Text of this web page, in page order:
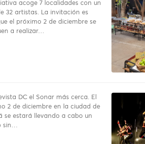
acoge 7 localidades con un
32 artistas. La invitación es
el próximo 2 de diciembre se
a realizar…
DC el Sonar más cerca. El
2 de diciembre en la ciudad de
se estará llevando a cabo un
sin…